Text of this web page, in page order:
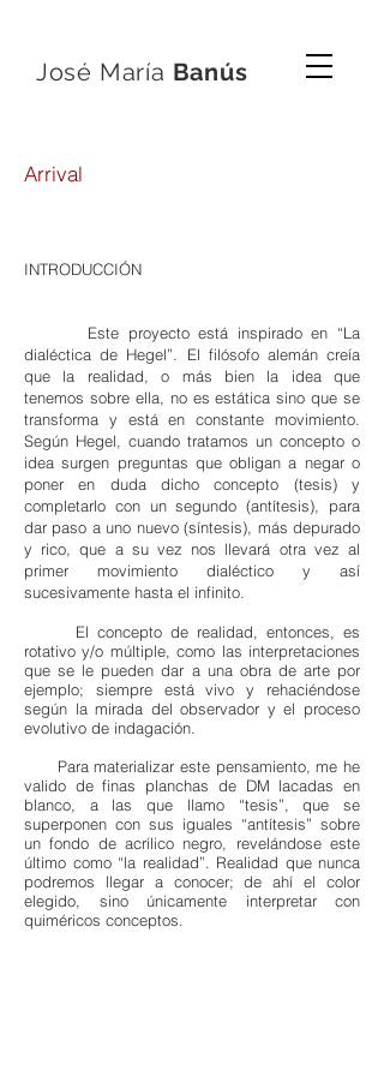
José María Banús
Arrival
INTRODUCCIÓN
Este proyecto está inspirado en “La
dialéctica de Hegel”. El filósofo alemán creía
que la realidad, o más bien la idea que
tenemos sobre ella, no es estática sino que se
transforma y está en constante movimiento.
Según Hegel, cuando tratamos un concepto o
idea surgen preguntas que obligan a negar o
poner en duda dicho concepto (tesis) y
completarlo con un segundo (antítesis), para
dar paso a uno nuevo (síntesis), más depurado
y rico, que a su vez nos llevará otra vez al
primer movimiento dialéctico y así
sucesivamente hasta el infinito.
El concepto de realidad, entonces, es
rotativo y/o múltiple, como las interpretaciones
que se le pueden dar a una obra de arte por
ejemplo; siempre está vivo y rehaciéndose
según la mirada del observador y el proceso
evolutivo de indagación.
Para materializar este pensamiento, me he
valido de finas planchas de DM lacadas en
blanco, a las que llamo “tesis”, que se
superponen con sus iguales “antítesis” sobre
un fondo de acrílico negro, revelándose este
último como “la realidad”. Realidad que nunca
podremos llegar a conocer; de ahí el color
elegido, sino únicamente interpretar con
quiméricos conceptos.